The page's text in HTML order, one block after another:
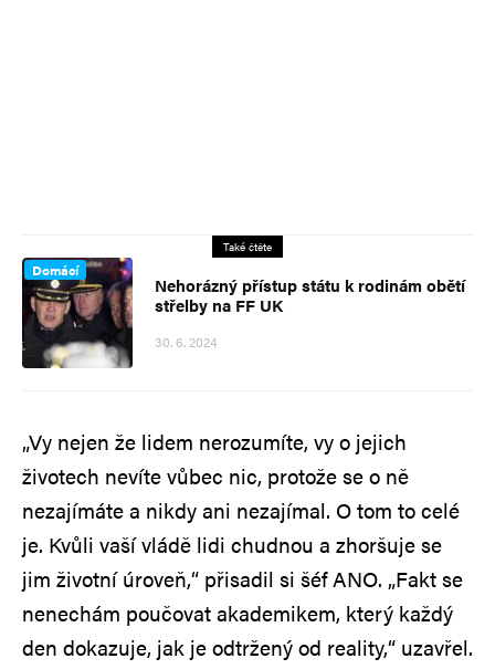
Také čtěte
Domácí
Nehorázný přístup státu k rodinám obětí
střelby na FF UK
30. 6. 2024
„Vy nejen že lidem nerozumíte, vy o jejich
životech nevíte vůbec nic, protože se o ně
nezajímáte a nikdy ani nezajímal. O tom to celé
je. Kvůli vaší vládě lidi chudnou a zhoršuje se
jim životní úroveň,“ přisadil si šéf ANO. „Fakt se
nenechám poučovat akademikem, který každý
den dokazuje, jak je odtržený od reality,“ uzavřel.